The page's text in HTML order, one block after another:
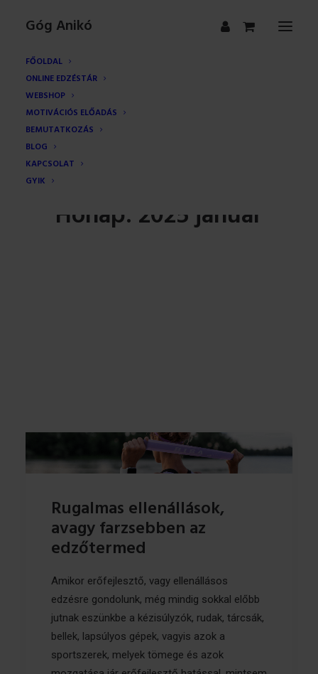
Góg Anikó
FŐOLDAL
ONLINE EDZÉSTÁR
WEBSHOP
MOTIVÁCIÓS ELŐADÁS
BEMUTATKOZÁS
BLOG
KAPCSOLAT
GYIK
Hónap: 2025 január
Rugalmas ellenállások,
avagy farzsebben az
edzőtermed
Amikor erőfejlesztő, vagy ellenállásos
edzésre gondolunk, még mindig sokkal előbb
jutnak eszünkbe a kézisúlyzók, rudak, tárcsák,
bellek, lapsúlyos gépek, vagyis azok a
sportszerek, melyek tömege és azok